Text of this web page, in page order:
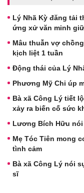
Lý Nhã Kỳ đăng tải
ứng xử văn minh
Mâu thuẫn vợ
kịch liệt 1 tuần
Động thái của Lý
Phương Mỹ Chi úp
Bà xã Công Lý tiết
xảy ra biến cố sức
Lương Bích Hữu
Mẹ Tóc Tiên mong
tình cảm
Bà xã Công Lý nói
sĩ